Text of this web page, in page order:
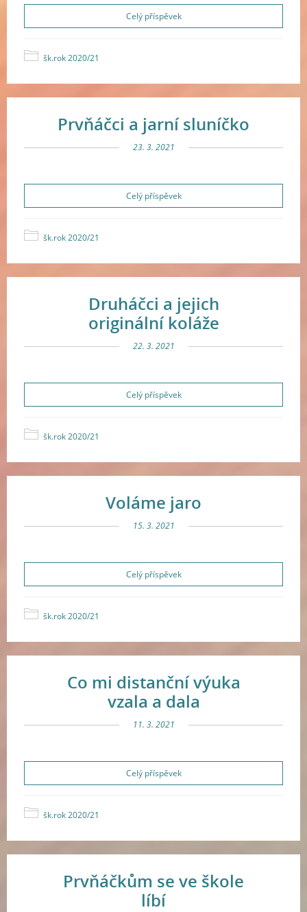
Celý příspěvek
šk.rok 2020/21
Prvňáčci a jarní sluníčko
23. 3. 2021
Celý příspěvek
šk.rok 2020/21
Druháčci a jejich
originální koláže
22. 3. 2021
Celý příspěvek
šk.rok 2020/21
Voláme jaro
15. 3. 2021
Celý příspěvek
šk.rok 2020/21
Co mi distanční výuka
vzala a dala
11. 3. 2021
Celý příspěvek
šk.rok 2020/21
Prvňáčkům se ve škole
líbí